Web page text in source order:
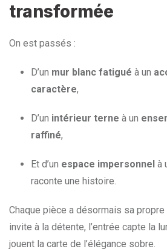
transformée
On est passés :
D’un mur blanc fatigué à un
caractère,
D’un intérieur terne à un
raffiné,
Et d’un espace impersonnel à
raconte une histoire.
Chaque pièce a désormais sa
invite à la détente, l’entrée capte la
jouent la carte de l’élégance sobre.